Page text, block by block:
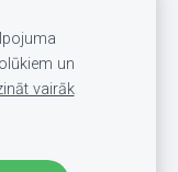
SIA DELTARS
un
vairāk